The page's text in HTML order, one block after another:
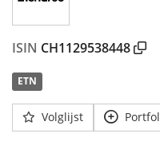
ISIN CH1129538448
ETN
Volglijst